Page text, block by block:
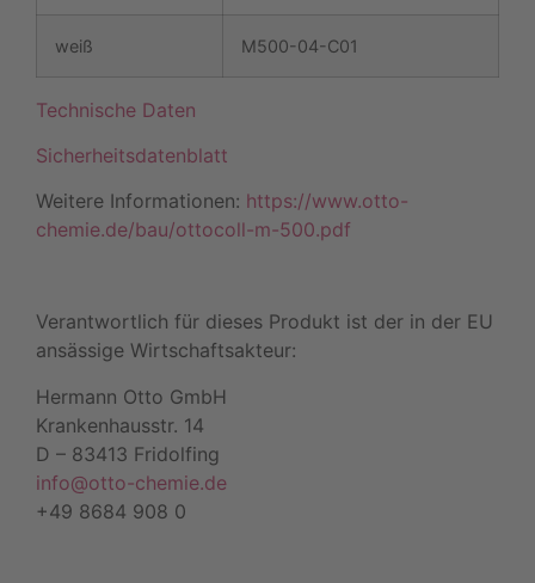
weiß M500-04-C01
Technische Daten
Sicherheitsdatenblatt
Weitere Informationen: https://www.otto-
chemie.de/bau/ottocoll-m-500.pdf
Verantwortlich für dieses Produkt ist der in der EU
ansässige Wirtschaftsakteur:
Hermann Otto GmbH
Krankenhausstr. 14
D – 83413 Fridolfing
info@otto-chemie.de
+49 8684 908 0